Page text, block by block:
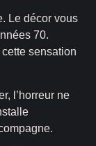
Le décor vous
70.
sensation
l’horreur ne